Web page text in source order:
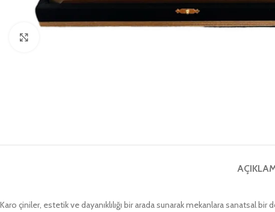
Karo çiniler, estetik ve dayanıklılığı bir arada sunarak mekanlara sanatsal